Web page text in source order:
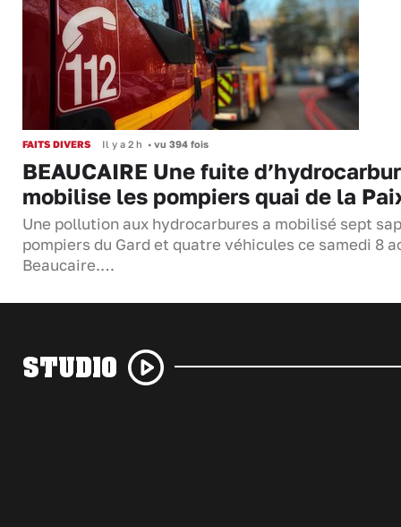
FAITS DIVERS Il y a 2 h • vu 394 fois
BEAUCAIRE Une fuite
mobilise les pompiers quai de la
Une pollution aux hydrocarbures a mobilisé sept
pompiers du Gard et quatre véhicules ce samedi 8
Beaucaire.…
STUDIO